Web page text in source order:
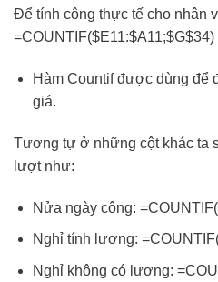
Để tính công thực tế cho nhân
=COUNTIF($E11:$A11;$G$34)
Hàm Countif được dùng để
giá.
Tương tự ở những cột khác ta
lượt như:
Nửa ngày công:
Nghỉ tính lương:
Nghỉ không có lương: